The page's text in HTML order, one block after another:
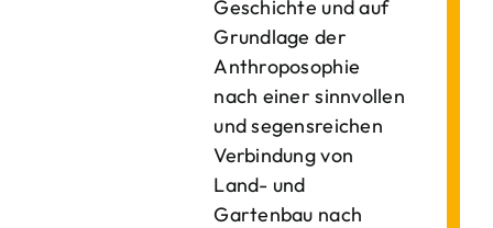
Geschichte und auf
Grundlage der
Anthroposophie
nach einer sinnvollen
und segensreichen
Verbindung von
Land- und
Gartenbau nach